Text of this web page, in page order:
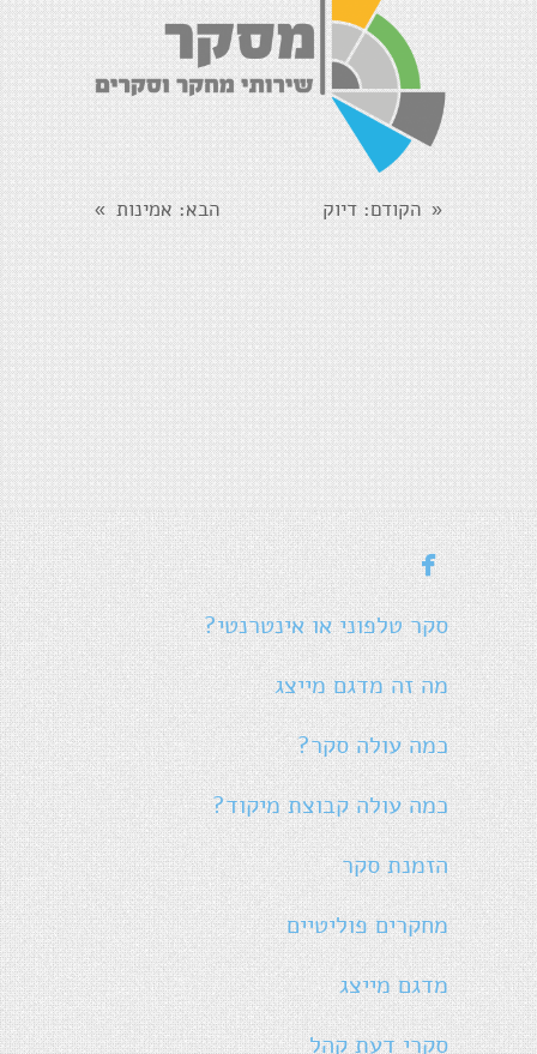
« הקודם: דיוק הבא: אמינות »

סקר טלפוני או אינטרנטי?
מה זה מדגם מייצג
כמה עולה סקר?
כמה עולה קבוצת מיקוד?
הזמנת סקר
מחקרים פוליטיים
מדגם מייצג
סקרי דעת קהל